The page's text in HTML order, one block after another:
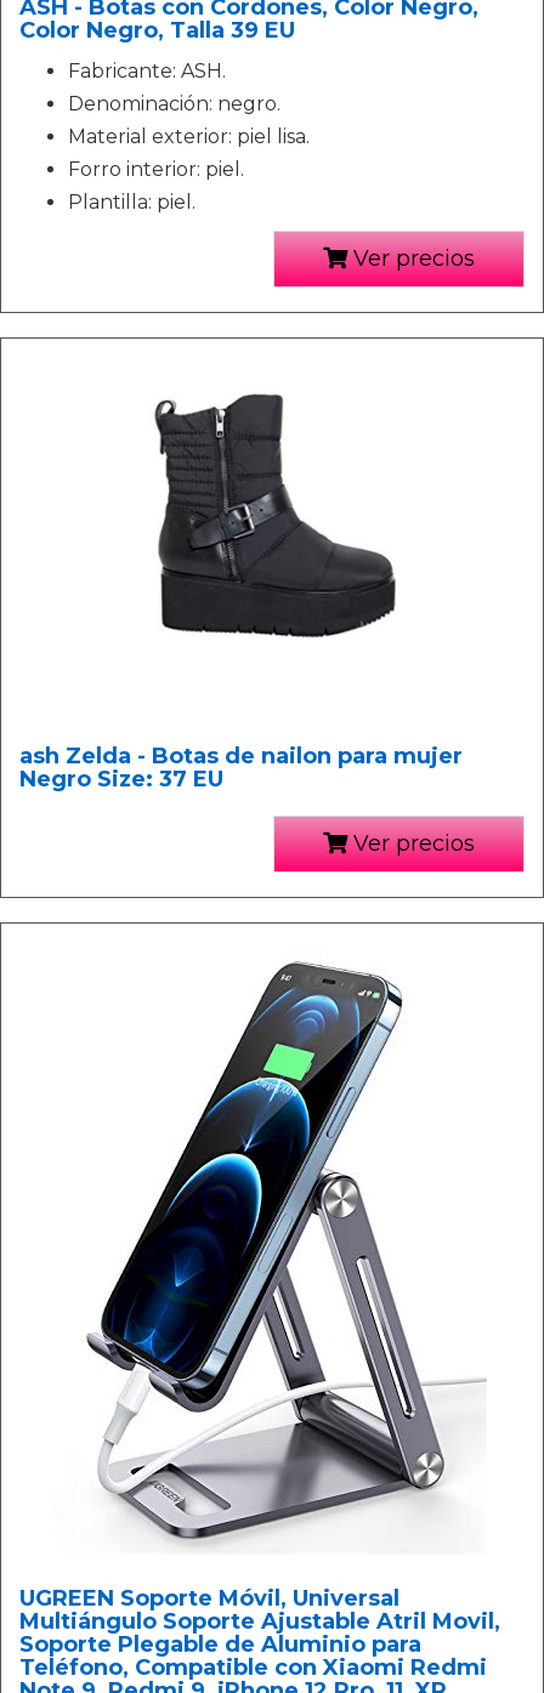
ASH - Botas con Cordones, Color Negro,
Color Negro, Talla 39 EU
Fabricante: ASH.
Denominación: negro.
Material exterior: piel lisa.
Forro interior: piel.
Plantilla: piel.
Ver precios
ash Zelda - Botas de nailon para mujer
Negro Size: 37 EU
Ver precios
UGREEN Soporte Móvil, Universal
Multiángulo Soporte Ajustable Atril Movil,
Soporte Plegable de Aluminio para
Teléfono, Compatible con Xiaomi Redmi